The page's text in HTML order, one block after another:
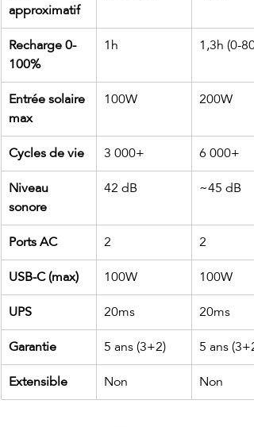
approximatif
Recharge 0-
100%
1h 1,3h (0-
Entrée solaire
max
100W 200W
Cycles de vie 3 000+ 6 000+
Niveau
sonore
42 dB ~45 dB
Ports AC 2 2
USB-C (max) 100W 100W
UPS 20ms 20ms
Garantie 5 ans (3+2) 5 ans (3+2)
Extensible Non Non